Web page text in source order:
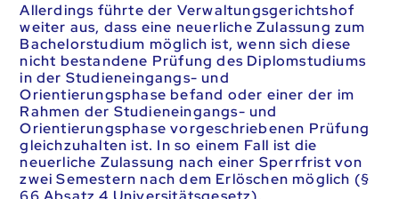
Allerdings führte der Verwaltungsgerichtshof
weiter aus, dass eine neuerliche Zulassung zum
Bachelorstudium möglich ist, wenn sich diese
nicht bestandene Prüfung des Diplomstudiums
in der Studieneingangs- und
Orientierungsphase befand oder einer der im
Rahmen der Studieneingangs- und
Orientierungsphase vorgeschriebenen Prüfung
gleichzuhalten ist. In so einem Fall ist die
neuerliche Zulassung nach einer Sperrfrist von
zwei Semestern nach dem Erlöschen möglich (§